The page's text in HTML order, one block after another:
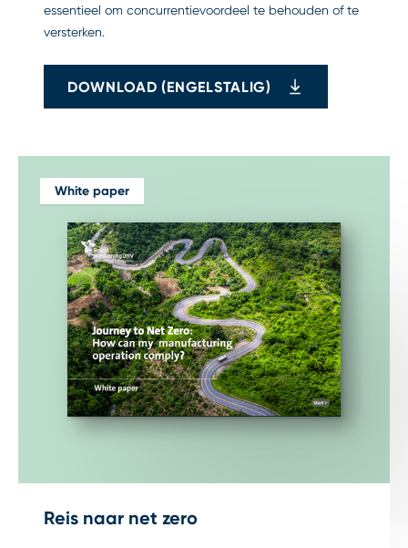
essentieel om concurrentievoordeel te behouden of te
versterken.
DOWNLOAD (ENGELSTALIG)
White paper
Reis naar net zero